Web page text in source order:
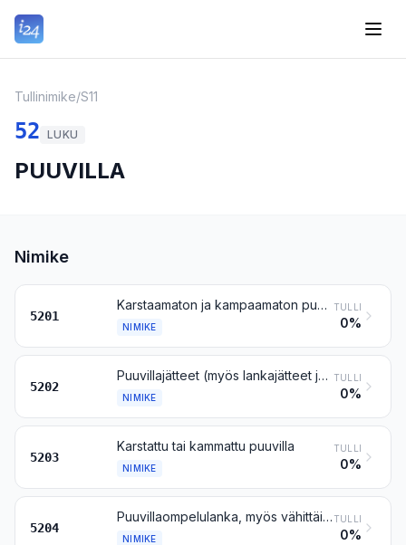
Tullinimike/S11
52 LUKU
PUUVILLA
Nimike
5201
Karstaamaton ja kampaamaton puuvilla
NIMIKE
TULLI
0%
5202
Puuvillajätteet (myös lankajätteet ja garnetoidut jätteet ja lumput)
NIMIKE
TULLI
0%
5203
Karstattu tai kammattu puuvilla
NIMIKE
TULLI
0%
5204
Puuvillaompelulanka, myös vähittäismyyntimuodoissa
NIMIKE
TULLI
0%